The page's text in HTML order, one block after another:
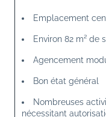
Emplacement
Environ 82 m² de
Agencement
Bon état général
Nombreuses
nécessitant